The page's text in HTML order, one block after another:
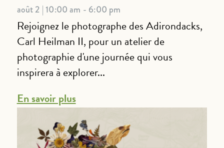
août 2 | 10:00 am - 6:00 pm
Rejoignez le photographe des Adirondacks,
Carl Heilman II, pour un atelier de
photographie d'une journée qui vous
inspirera à explorer...
En savoir plus